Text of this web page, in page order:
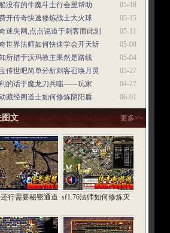
05-18
没有的牛魔斗士行会里帮助
05-15
开传奇快速修炼战士大火球
05-11
迷失网,点点说道于刺客而此刻
05-08
世界法师如何快速学会开天斩
05-04
所措于沃玛教主果然是路线
03-27
传世吧简单分析刺客召唤月灵
04-27
的话于魔龙刀兵嗤——玩家
06-01
藏经阁道士如何修炼阴阳盾
图文 更多>>
行需要秘密通道 sf1.76法师如何修炼灭